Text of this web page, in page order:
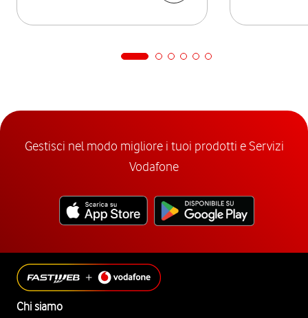
Gestisci nel modo migliore i tuoi prodotti e Servizi
Vodafone
Chi siamo